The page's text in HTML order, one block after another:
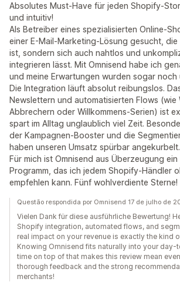
Absolutes Must-Have für jeden Shopify-
und intuitiv!
Als Betreiber eines spezialisierten Online-
einer E-Mail-Marketing-Lösung gesucht,
ist, sondern sich auch nahtlos und
integrieren lässt. Mit Omnisend habe ich
und meine Erwartungen wurden sogar
Die Integration läuft absolut reibungslos.
Newslettern und automatisierten Flows (wie
Abbrechern oder Willkommens-Serien) ist
spart im Alltag unglaublich viel Zeit.
der Kampagnen-Booster und die
haben unseren Umsatz spürbar angekurbelt.
Für mich ist Omnisend aus Überzeugung
Programm, das ich jedem Shopify-Händler
empfehlen kann. Fünf wohlverdiente Sterne!
Questão respondida por Omnisend 17 de julho de
Vielen Dank für diese ausführliche Bewertung!
Shopify integration, automated flows, and
real impact on your revenue is exactly the kind
Knowing Omnisend fits naturally into your
time on top of that makes this review mean
thorough feedback and the strong
merchants!